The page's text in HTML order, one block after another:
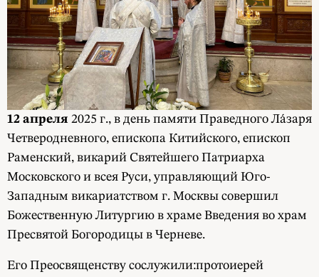
12 апреля 2025 г., в день памяти Праведного Ла́заря
Четверодневного, епископа Китийского, епископ
Раменский, викарий Святейшего Патриарха
Московского и всея Руси, управляющий Юго-
Западным викариатством г. Москвы совершил
Божественную Литургию в храме Введения во храм
Пресвятой Богородицы в Черневе.
Его Преосвященству сослужили:протоиерей